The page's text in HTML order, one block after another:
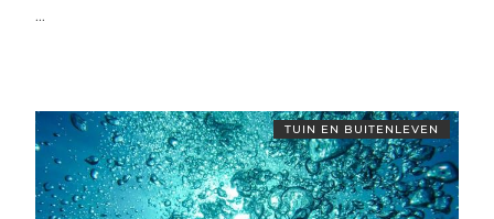
...
TUIN EN BUITENLEVEN